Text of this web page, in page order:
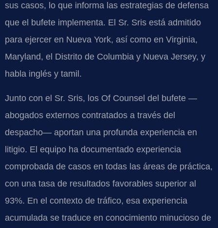
sus casos, lo que informa las estrategias de defensa
que el bufete implementa. El Sr. Sris está admitido
para ejercer en Nueva York, así como en Virginia,
Maryland, el Distrito de Columbia y Nueva Jersey, y
habla inglés y tamil.
Junto con el Sr. Sris, los Of Counsel del bufete —
abogados externos contratados a través del
despacho— aportan una profunda experiencia en
litigio. El equipo ha documentado experiencia
comprobada de casos en todas las áreas de práctica,
con una tasa de resultados favorables superior al
93%. En el contexto de tráfico, esa experiencia
acumulada se traduce en conocimiento minucioso de